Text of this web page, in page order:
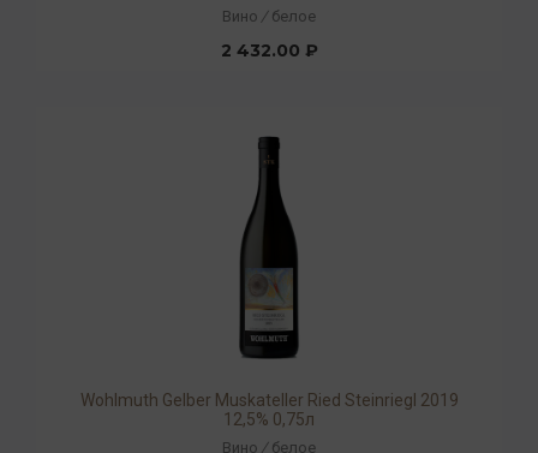
Вино / белое
2 432.00 ₽
Wohlmuth Gelber Muskateller Ried Steinriegl 2019
12,5% 0,75л
Вино / белое